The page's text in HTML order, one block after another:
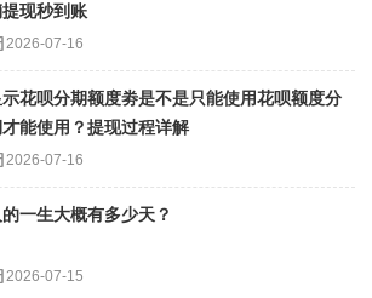
现秒到账
2026-07-16
示花呗分期额度劵是不是只能使用花呗额度分
能使用？提现过程详解
2026-07-16
的一生大概有多少天？
2026-07-15